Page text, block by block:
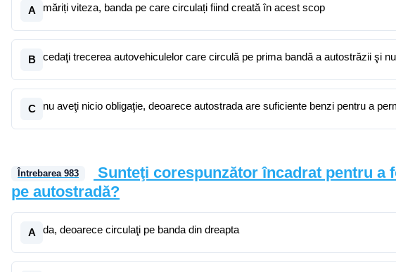
A măriți viteza, banda pe care circulați fiind creată în acest scop
B cedaţi trecerea autovehiculelor care circulă pe prima bandă a autostrăzii şi
C nu aveţi nicio obligaţie, deoarece autostrada are suficiente benzi pentru a
Întrebarea 983
Sunteţi corespunzător încadrat pentru a
pe autostradă?
A da, deoarece circulaţi pe banda din dreapta